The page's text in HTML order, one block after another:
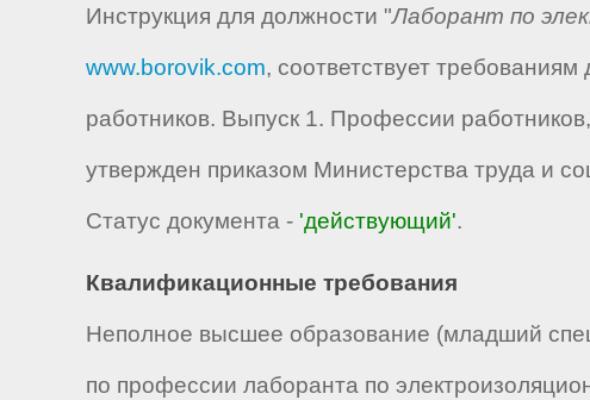
Инструкция для должности "Лаборант по
www.borovik.com, соответствует
работников. Выпуск 1. Профессии
утвержден приказом Министерства труда и
Статус документа - 'действующий'.
Квалификационные требования
Неполное высшее образование (младший
по профессии лаборанта по